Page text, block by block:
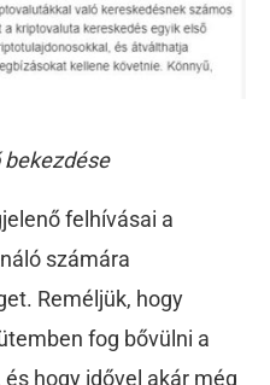
bekezdése
felhívásai a
számára
Reméljük, hogy
fog bővülni a
hogy idővel akár még